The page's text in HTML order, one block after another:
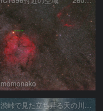
momonako
渋峠で見た立ち昇る天の川銀河